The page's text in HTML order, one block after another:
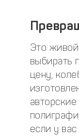
Это
выбирать
цену,
если у